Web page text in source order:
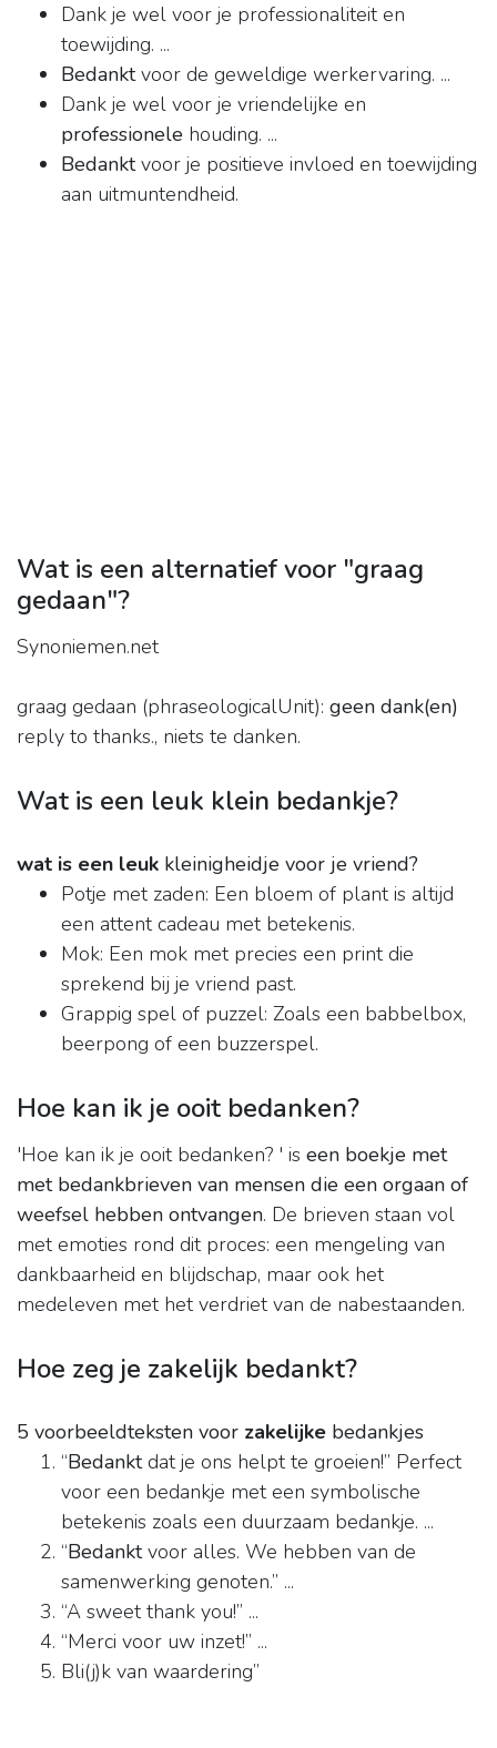
Dank je wel voor je professionaliteit en
toewijding. ...
Bedanktvoor de geweldige werkervaring. ...
Dank je wel voor je vriendelijke en
professionele houding. ...
Bedanktvoor je positieve invloed en toewijding
aan uitmuntendheid.
Wat is een alternatief voor "graag
gedaan"?
Synoniemen.net
graag gedaan (phraseologicalUnit): geen dank(en)
reply to thanks., niets te danken.
Wat is een leuk klein bedankje?
wat is een leuk kleinigheidje voor je vriend?
Potje met zaden: Een bloem of plant is altijd
een attent cadeau met betekenis.
Mok: Een mok met precies een print die
sprekend bij je vriend past.
Grappig spel of puzzel: Zoals een babbelbox,
beerpong of een buzzerspel.
Hoe kan ik je ooit bedanken?
'Hoe kan ik je ooit bedanken? ' is een boekje met
met bedankbrieven van mensen die een orgaan of
weefsel hebben ontvangen. De brieven staan vol
met emoties rond dit proces: een mengeling van
dankbaarheid en blijdschap, maar ook het
medeleven met het verdriet van de nabestaanden.
Hoe zeg je zakelijk bedankt?
5 voorbeeldteksten voor zakelijke bedankjes
“Bedanktdat je ons helpt te groeien!” Perfect
voor een bedankje met een symbolische
betekenis zoals een duurzaam bedankje. ...
“Bedanktvoor alles. We hebben van de
samenwerking genoten.” ...
“A sweet thank you!” ...
“Merci voor uw inzet!” ...
Bli(j)k van waardering”